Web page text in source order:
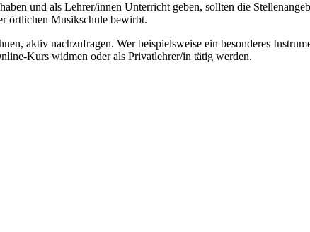
und als Lehrer/innen Unterricht geben, sollten die
örtlichen Musikschule bewirbt.
aktiv nachzufragen. Wer beispielsweise ein besonderes
Kurs widmen oder als Privatlehrer/in tätig werden.